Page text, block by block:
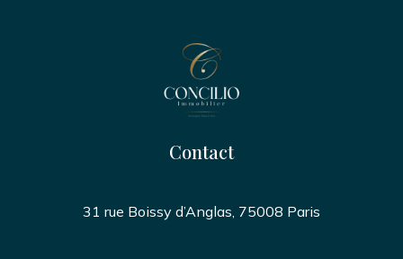
Contact
31 rue Boissy d’Anglas, 75008 Paris